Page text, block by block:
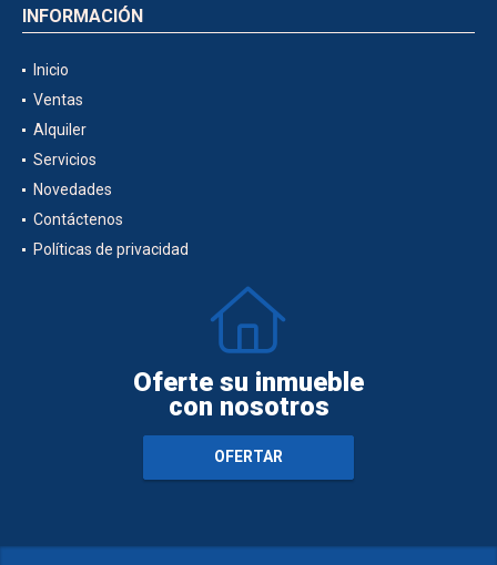
INFORMACIÓN
Inicio
Ventas
Alquiler
Servicios
Novedades
Contáctenos
Políticas de privacidad
Oferte su inmueble
con nosotros
OFERTAR